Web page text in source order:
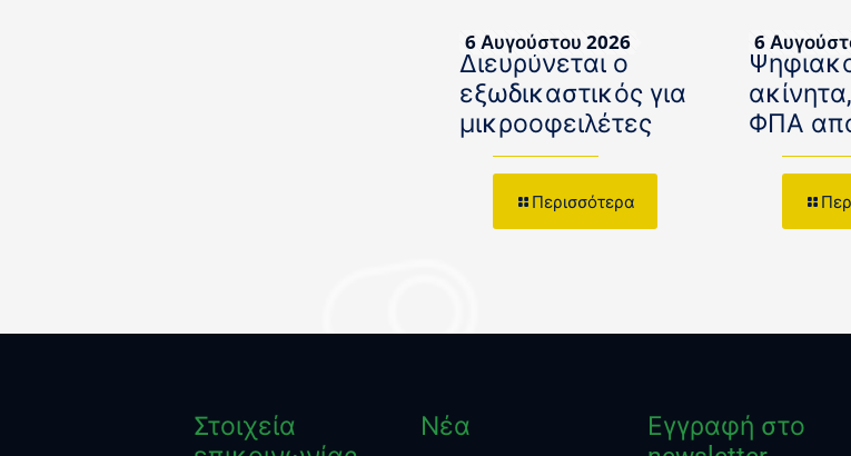
6 Αυγούστου 2026
Διευρύνεται ο
εξωδικαστικός για
μικροοφειλέτες
Περισσότερα
6
ΦΠΑ
Στοιχεία
Νέα
Εγγραφή στο